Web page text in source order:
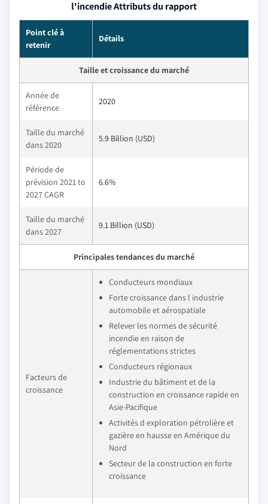
l'incendie Attributs du rapport
Point clé à
retenir
Détails
Taille et croissance du marché
Année de
référence
2020
Taille du marché
dans 2020
5.9 Billion (USD)
Période de
prévision 2021 to
2027 CAGR
6.6%
Taille du marché
dans 2027
9.1 Billion (USD)
Principales tendances du marché
Facteurs de
croissance
Conducteurs mondiaux
Forte croissance dans l industrie
automobile et aérospatiale
Relever les normes de sécurité
incendie en raison de
réglementations strictes
Conducteurs régionaux
Industrie du bâtiment et de la
construction en croissance rapide en
Asie-Pacifique
Activités d exploration pétrolière et
gazière en hausse en Amérique du
Nord
Secteur de la construction en forte
croissance